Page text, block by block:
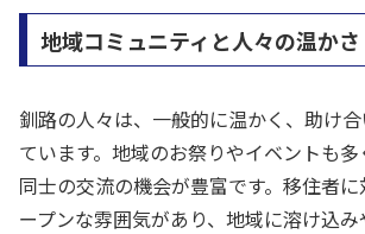
地域コミュニティと人々の温かさ
釧路の人々は、一般的に温かく、助け
ています。地域のお祭りやイベントも
同士の交流の機会が豊富です。移住者
ープンな雰囲気があり、地域に溶け込